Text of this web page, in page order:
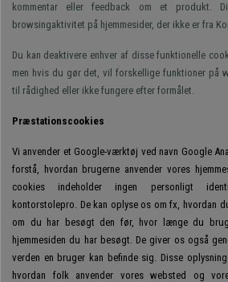
kommentar eller feedback om et produkt.
browsingaktivitet på hjemmesider, der ikke er fra
Du kan deaktivere enhver af disse funktionelle
men hvis du gør det, vil forskellige funktioner på
til rådighed eller ikke fungere efter formålet.
Præstationscookies
Vi anvender et Google-værktøj ved navn Google
forstå, hvordan brugerne anvender vores
cookies indeholder ingen personligt
kontorstolepro. De kan oplyse os om fx, hvordan
om du har besøgt den før, hvor længe du
hjemmesiden du har besøgt. De giver os også
verden en bruger kan befinde sig. Disse
hvordan folk anvender vores websted og